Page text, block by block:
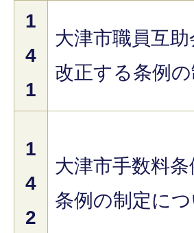
1
4
1
大津市職員互
改正する条例
1
4
2
大津市手数料
条例の制定に